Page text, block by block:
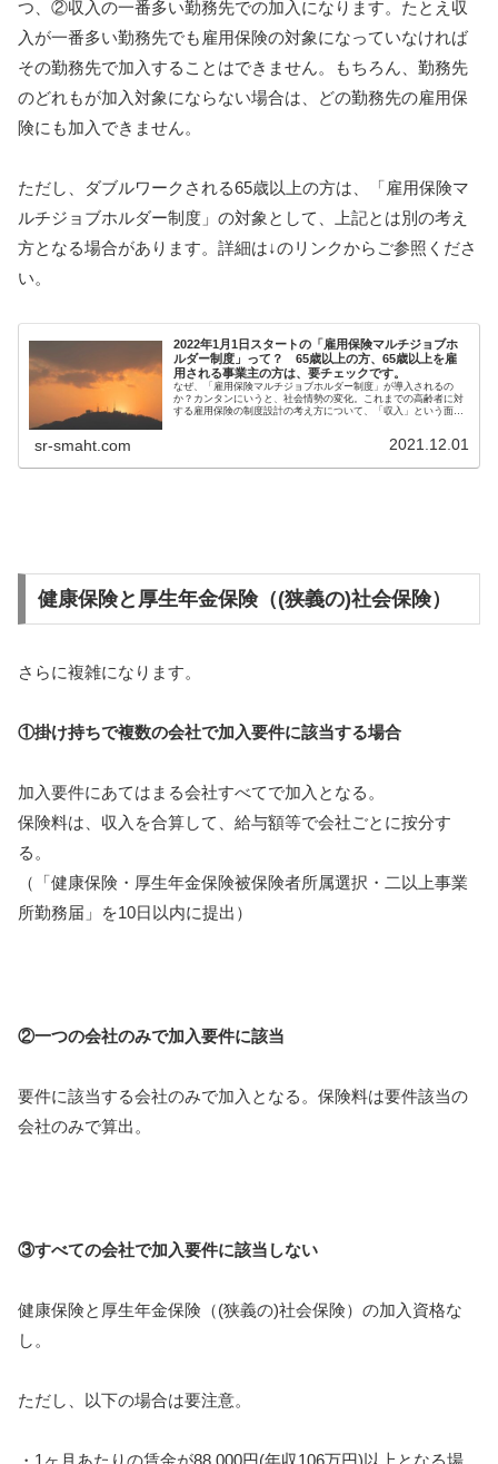
つ、②収入の一番多い勤務先での加入になります。たとえ収
入が一番多い勤務先でも雇用保険の対象になっていなければ
その勤務先で加入することはできません。もちろん、勤務先
のどれもが加入対象にならない場合は、どの勤務先の雇用保
険にも加入できません。
ただし、ダブルワークされる65歳以上の方は、「雇用保険マ
ルチジョブホルダー制度」の対象として、上記とは別の考え
方となる場合があります。詳細は↓のリンクからご参照くださ
い。
2022年1月1日スタートの「雇用保険マルチジョブホ
ルダー制度」って？ 65歳以上の方、65歳以上を雇
用される事業主の方は、要チェックです。
なぜ、「雇用保険マルチジョブホルダー制度」が導入されるの
か？カンタンにいうと、社会情勢の変化。これまでの高齢者に対
する雇用保険の制度設計の考え方について、「収入」という面か
sr-smaht.com 2021.12.01
健康保険と厚生年金保険（(狭義の)社会保険）
さらに複雑になります。
①掛け持ちで複数の会社で加入要件に該当する場合
加入要件にあてはまる会社すべてで加入となる。
保険料は、収入を合算して、給与額等で会社ごとに按分す
る。
（「健康保険・厚生年金保険被保険者所属選択・二以上事業
所勤務届」を10日以内に提出）
②一つの会社のみで加入要件に該当
要件に該当する会社のみで加入となる。保険料は要件該当の
会社のみで算出。
③すべての会社で加入要件に該当しない
健康保険と厚生年金保険（(狭義の)社会保険）の加入資格な
し。
ただし、以下の場合は要注意。